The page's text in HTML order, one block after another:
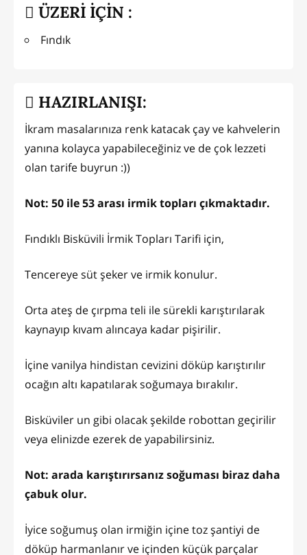
ÜZERİ İÇİN :
Fındık
HAZIRLANIŞI:
İkram masalarınıza renk katacak çay ve kahvelerin
yanına kolayca yapabileceğiniz ve de çok lezzeti
olan tarife buyrun :))
Not: 50 ile 53 arası irmik topları çıkmaktadır.
Fındıklı Bisküvili İrmik Topları Tarifi için,
Tencereye süt şeker ve irmik konulur.
Orta ateş de çırpma teli ile sürekli karıştırılarak
kaynayıp kıvam alıncaya kadar pişirilir.
İçine vanilya hindistan cevizini döküp karıştırılır
ocağın altı kapatılarak soğumaya bırakılır.
Bisküviler un gibi olacak şekilde robottan geçirilir
veya elinizde ezerek de yapabilirsiniz.
Not: arada karıştırırsanız soğuması biraz daha
çabuk olur.
İyice soğumuş olan irmiğin içine toz şantiyi de
döküp harmanlanır ve içinden küçük parçalar